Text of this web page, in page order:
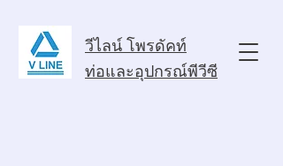
วีไลน์ โพรดัคท์
ท่อและอุปกรณ์พีวีซี